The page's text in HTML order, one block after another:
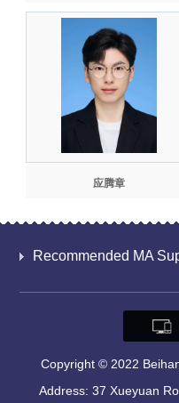
应腾章
Recommended MA
Copyright © 2022
Address: 37 Xueyuan